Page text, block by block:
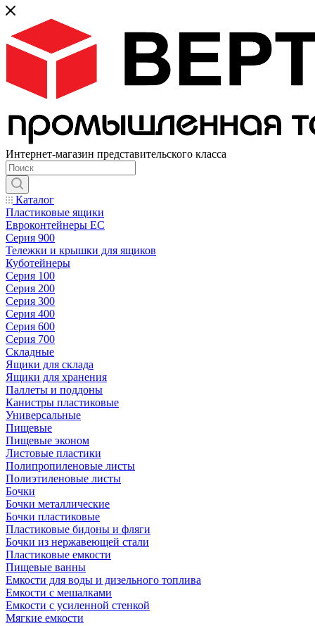
Интернет-магазин представительского класса
Каталог
Пластиковые ящики
Евроконтейнеры ЕС
Серия 900
Тележки и крышки для ящиков
Куботейнеры
Серия 100
Серия 200
Серия 300
Серия 400
Серия 600
Серия 700
Складные
Ящики для склада
Ящики для хранения
Паллеты и поддоны
Канистры пластиковые
Универсальные
Пищевые
Пищевые эконом
Листовые пластики
Полипропиленовые листы
Полиэтиленовые листы
Бочки
Бочки металлические
Бочки пластиковые
Пластиковые бидоны и фляги
Бочки из нержавеющей стали
Пластиковые емкости
Пищевые ванны
Емкости для воды и дизельного топлива
Емкости с мешалками
Емкости с усиленной стенкой
Мягкие емкости